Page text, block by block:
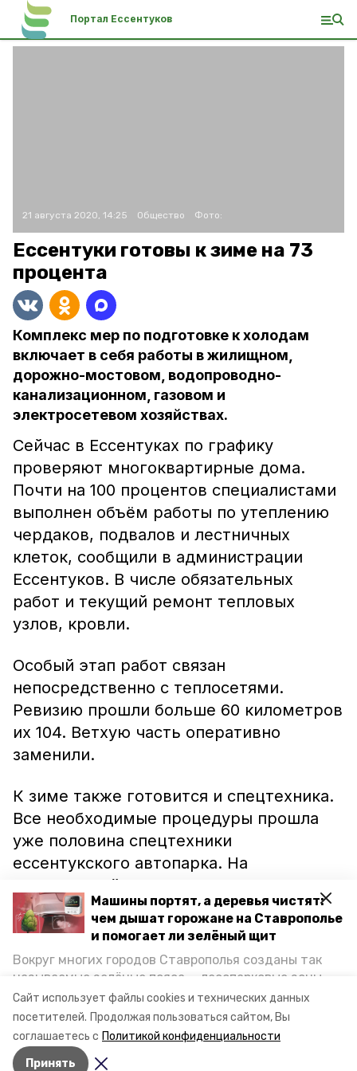
Сайт использует файлы cookies и технических данных
посетителей. Продолжая пользоваться сайтом, Вы
соглашаетесь с Политикой конфиденциальности
Принять
Машины портят, а деревья чистят:
чем дышат горожане на Ставрополье
и помогает ли зелёный щит
Вокруг многих городов Ставрополья созданы так
называемые зелёные пояса — лесопарковые зоны,
снижающие негативное воздействие выхлопных
газов на атмосферу. Справляются ли они с
постоянно растущим потоком автотранспорта и
каким воздухом дышат жители края, узнала
корреспондент «Победы26».
Портал Ессентуков
21 августа 2020, 14:25 Общество Фото:
Ессентуки готовы к зиме на 73
процента
Комплекс мер по подготовке к холодам
включает в себя работы в жилищном,
дорожно-мостовом, водопроводно-
канализационном, газовом и
электросетевом хозяйствах.
Сейчас в Ессентуках по графику
проверяют многоквартирные дома.
Почти на 100 процентов специалистами
выполнен объём работы по утеплению
чердаков, подвалов и лестничных
клеток, сообщили в администрации
Ессентуков. В числе обязательных
работ и текущий ремонт тепловых
узлов, кровли.
Особый этап работ связан
непосредственно с теплосетями.
Ревизию прошли больше 60 километров
их 104. Ветхую часть оперативно
заменили.
К зиме также готовится и спецтехника.
Все необходимые процедуры прошла
уже половина спецтехники
ессентукского автопарка. На
сегодняшний день город пополнил
запасы 400 тоннами противогололедных
материалов. На данный момент
Ессентуки подготовились к зиме на 73
процента.
Фото: администрация Ессентуков
Авторы: Ольга Дьякова